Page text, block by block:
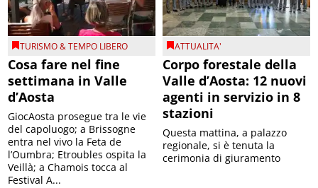
TURISMO & TEMPO LIBERO
Cosa fare nel fine
settimana in Valle
d’Aosta
GiocAosta prosegue tra le vie
del capoluogo; a Brissogne
entra nel vivo la Feta de
l’Oumbra; Etroubles ospita la
Veillà; a Chamois tocca al
Festival A...
ATTUALITA'
Corpo forestale della
Valle d’Aosta: 12 nuovi
agenti in servizio in 8
stazioni
Questa mattina, a palazzo
regionale, si è tenuta la
cerimonia di giuramento